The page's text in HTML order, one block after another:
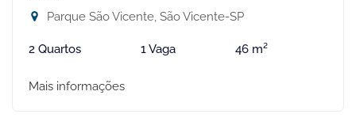
Parque São Vicente, São Vicente-SP
2 Quartos 1 Vaga 46 m²
Mais informações